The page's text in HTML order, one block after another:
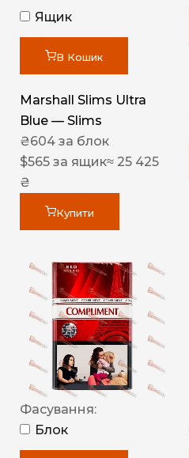
Ящик
В Кошик
Marshall Slims Ultra
Blue — Slims
₴604 за блок
$565 за ящик≈ 25 425
₴
Купити
Фасування:
Блок